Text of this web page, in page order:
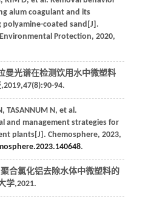
alum coagulant and its
polyamine-coated sand[J].
Protection, 2020,
曼光谱在检测饮用水中微塑料
,2019,47(8):90-94.
, TASANNUM N , et al.
and management strategies for
plants[J]. Chemosphere, 2023,
.
合氯化铝去除水体中微塑料的
学,2021.